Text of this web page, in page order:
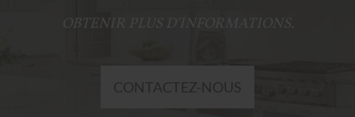
OBTENIR PLUS D’INFORMATIONS.
CONTACTEZ-NOUS